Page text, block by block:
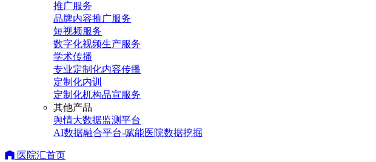
推广服务
品牌内容推广服务
短视频服务
数字化视频生产服务
学术传播
专业定制化内容传播
定制化内训
定制化机构品宣服务
其他产品
舆情大数据监测平台
AI数据融合平台-赋能医院数据挖掘
医院汇首页